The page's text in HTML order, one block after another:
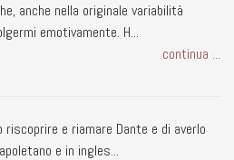
anche nella originale variabilità
emotivamente. H...
continua ...
e riamare Dante e di averlo
e in ingles...